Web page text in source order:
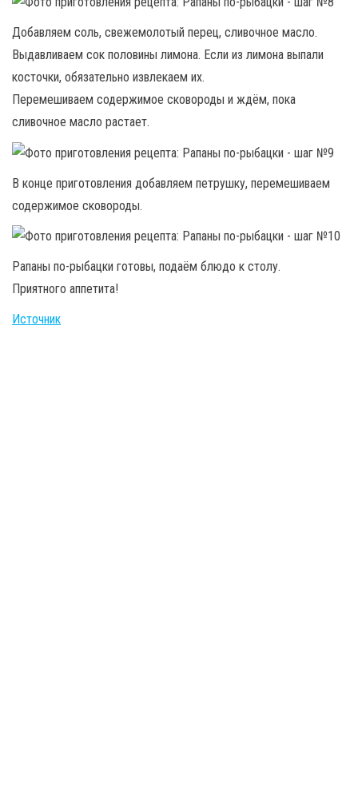
Добавляем соль, свежемолотый перец, сливочное масло.
Выдавливаем сок половины лимона. Если из лимона выпали
косточки, обязательно извлекаем их.
Перемешиваем содержимое сковороды и ждём, пока
сливочное масло растает.
В конце приготовления добавляем петрушку, перемешиваем
содержимое сковороды.
Рапаны по-рыбацки готовы, подаём блюдо к столу.
Приятного аппетита!
Источник